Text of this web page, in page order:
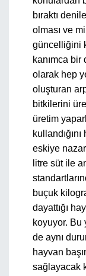
bıraktı
olması ve
güncelliğini
kanımca bir
olarak hep
oluşturan
bitkilerini
üretim
eskiye
litre süt ile
buçuk
dayattığı
koyuyor. Bu
de aynı
hayvan
sağlayacak